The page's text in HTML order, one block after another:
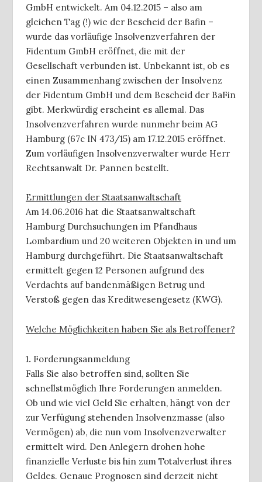
GmbH entwickelt. Am 04.12.2015 – also am
gleichen Tag (!) wie der Bescheid der Bafin –
wurde das vorläufige Insolvenzverfahren der
Fidentum GmbH eröffnet, die mit der
Gesellschaft verbunden ist. Unbekannt ist, ob es
einen Zusammenhang zwischen der Insolvenz
der Fidentum GmbH und dem Bescheid der BaFin
gibt. Merkwürdig erscheint es allemal. Das
Insolvenzverfahren wurde nunmehr beim AG
Hamburg (67c IN 473/15) am 17.12.2015 eröffnet.
Zum vorläufigen Insolvenzverwalter wurde Herr
Rechtsanwalt Dr. Pannen bestellt.
Ermittlungen der Staatsanwaltschaft
Am 14.06.2016 hat die Staatsanwaltschaft
Hamburg Durchsuchungen im Pfandhaus
Lombardium und 20 weiteren Objekten in und um
Hamburg durchgeführt. Die Staatsanwaltschaft
ermittelt gegen 12 Personen aufgrund des
Verdachts auf bandenmäßigen Betrug und
Verstoß gegen das Kreditwesengesetz (KWG).
Welche Möglichkeiten haben Sie als Betroffener?
1. Forderungsanmeldung
Falls Sie also betroffen sind, sollten Sie
schnellstmöglich Ihre Forderungen anmelden.
Ob und wie viel Geld Sie erhalten, hängt von der
zur Verfügung stehenden Insolvenzmasse (also
Vermögen) ab, die nun vom Insolvenzverwalter
ermittelt wird. Den Anlegern drohen hohe
finanzielle Verluste bis hin zum Totalverlust ihres
Geldes. Genaue Prognosen sind derzeit nicht